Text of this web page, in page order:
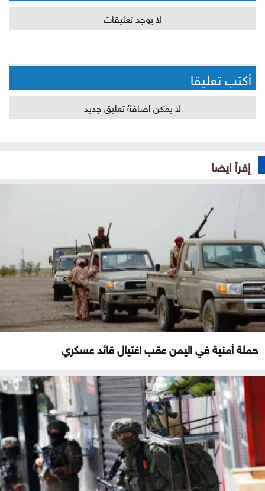
لا يوجد تعليقات
أكتب تعليقا
لا يمكن اضافة تعليق جديد
إقرأ ايضا
حملة أمنية في اليمن عقب اغتيال قائد عسكري